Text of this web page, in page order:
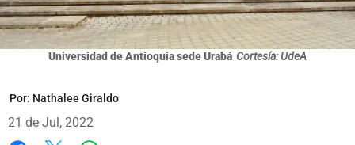
Universidad de Antioquia sede Urabá Cortesía: UdeA
Por: Nathalee Giraldo
21 de Jul, 2022